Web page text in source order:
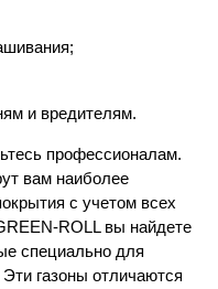
и вредителям.
профессионалам.
вам наиболее
с учетом всех
ROLL вы найдете
специально для
газоны отличаются